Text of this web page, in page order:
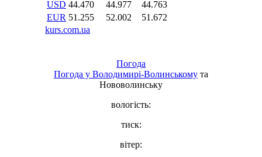
Погода
Погода у Володимирі-Волинському та
Нововолинську
вологість:
тиск:
вітер: